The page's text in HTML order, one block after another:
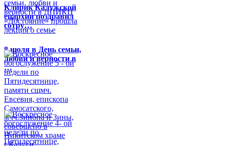
Клирик Калужской
епархии поздравил
сотру…
8 июля в День семьи,
любви и верности в
…